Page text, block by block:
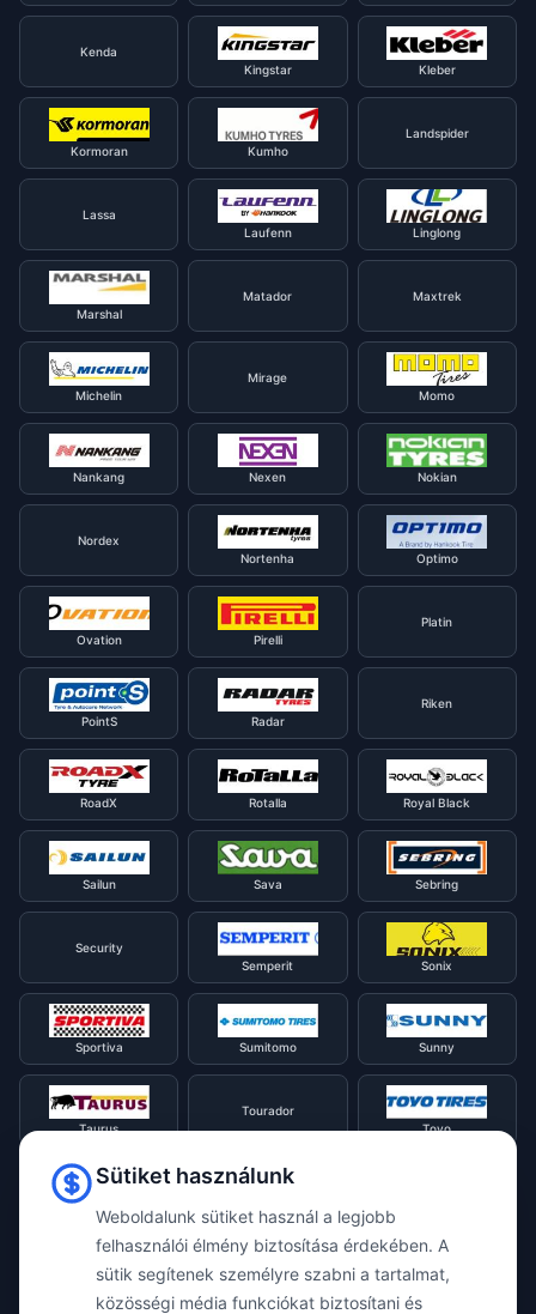
Kenda
Kingstar
Kleber
Kormoran Kumho
Landspider
Lassa
Laufenn
Linglong
Marshal
Matador Maxtrek
Michelin
Mirage
Momo
Nankang Nexen Nokian
Nordex
Nortenha
Optimo
Ovation Pirelli
Platin
PointS Radar
Riken
RoadX Rotalla Royal Black
Sailun Sava Sebring
Security
Semperit
Sonix
Sportiva Sumitomo Sunny
Taurus
Tourador
Toyo
Tracmax
Triangle
Viking Voyager
Sütiket használunk
Weboldalunk sütiket használ a legjobb
felhasználói élmény biztosítása érdekében. A
sütik segítenek személyre szabni a tartalmat,
közösségi média funkciókat biztosítani és